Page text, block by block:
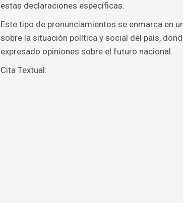
estas declaraciones específicas.
Este tipo de pronunciamientos se enmarca en
sobre la situación política y social del país,
expresado opiniones sobre el futuro nacional.
Cita Textual: